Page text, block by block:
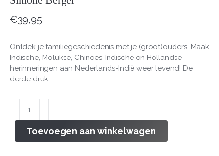
€39,95
Ontdek je familiegeschiedenis met je (groot)ouders. Maak
Indische, Molukse, Chinees-Indische en Hollandse
herinneringen aan Nederlands-Indië weer levend! De
derde druk.
Toevoegen aan winkelwagen